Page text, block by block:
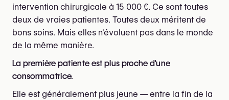
intervention chirurgicale à 15 000 €. Ce sont toutes
deux de vraies patientes. Toutes deux méritent de
bons soins. Mais elles n'évoluent pas dans le monde
de la même manière.
La première patiente est plus proche d'une
consommatrice.
Elle est généralement plus jeune — entre la fin de la